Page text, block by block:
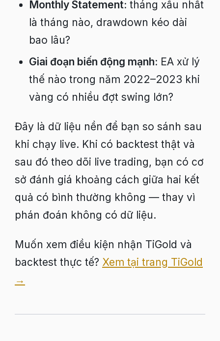
Monthly Statement: tháng xấu nhất
là tháng nào, drawdown kéo dài
bao lâu?
Giai đoạn biến động mạnh: EA xử lý
thế nào trong năm 2022–2023 khi
vàng có nhiều đợt swing lớn?
Đây là dữ liệu nền để bạn so sánh sau
khi chạy live. Khi có backtest thật và
sau đó theo dõi live trading, bạn có cơ
sở đánh giá khoảng cách giữa hai kết
quả có bình thường không — thay vì
phán đoán không có dữ liệu.
Muốn xem điều kiện nhận TiGold và
backtest thực tế? Xem tại trang TiGold
→